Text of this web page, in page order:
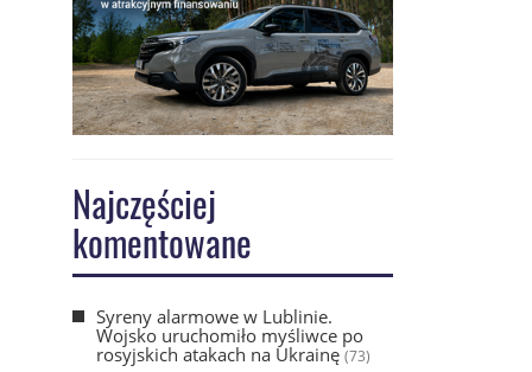
Najczęściej
komentowane
Syreny alarmowe w Lublinie.
Wojsko uruchomiło myśliwce po
rosyjskich atakach na Ukrainę(73)